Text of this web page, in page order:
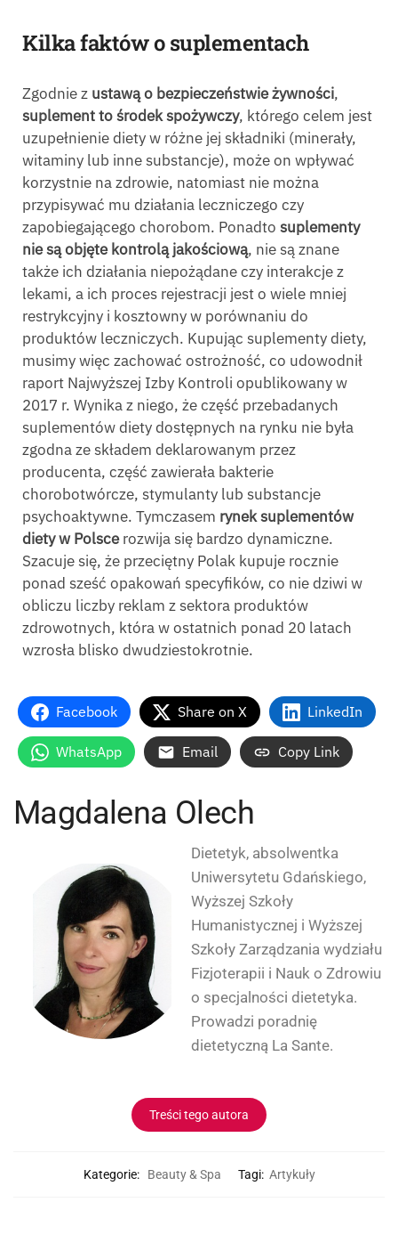
Kilka faktów o suplementach
Zgodnie z ustawą o bezpieczeństwie żywności,
suplement to środek spożywczy, którego celem jest
uzupełnienie diety w różne jej składniki (minerały,
witaminy lub inne substancje), może on wpływać
korzystnie na zdrowie, natomiast nie można
przypisywać mu działania leczniczego czy
zapobiegającego chorobom. Ponadto suplementy
nie są objęte kontrolą jakościową, nie są znane
także ich działania niepożądane czy interakcje z
lekami, a ich proces rejestracji jest o wiele mniej
restrykcyjny i kosztowny w porównaniu do
produktów leczniczych. Kupując suplementy diety,
musimy więc zachować ostrożność, co udowodnił
raport Najwyższej Izby Kontroli opublikowany w
2017 r. Wynika z niego, że część przebadanych
suplementów diety dostępnych na rynku nie była
zgodna ze składem deklarowanym przez
producenta, część zawierała bakterie
chorobotwórcze, stymulanty lub substancje
psychoaktywne. Tymczasem rynek suplementów
diety w Polscerozwija się bardzo dynamiczne.
Szacuje się, że przeciętny Polak kupuje rocznie
ponad sześć opakowań specyfików, co nie dziwi w
obliczu liczby reklam z sektora produktów
zdrowotnych, która w ostatnich ponad 20 latach
wzrosła blisko dwudziestokrotnie.
Facebook Share on X LinkedIn
WhatsApp Email Copy Link
Magdalena Olech
Dietetyk, absolwentka
Uniwersytetu Gdańskiego,
Wyższej Szkoły
Humanistycznej i Wyższej
Szkoły Zarządzania wydziału
Fizjoterapii i Nauk o Zdrowiu
o specjalności dietetyka.
Prowadzi poradnię
dietetyczną La Sante.
Treści tego autora
Kategorie: Beauty & Spa Tagi: Artykuły